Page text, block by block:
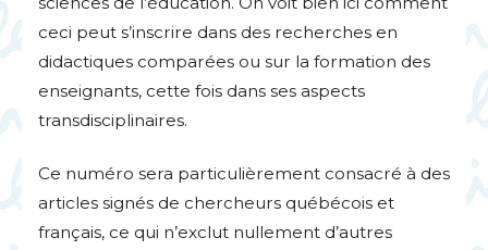
ceci peut s’inscrire dans des recherches en
didactiques comparées ou sur la formation des
enseignants, cette fois dans ses aspects
transdisciplinaires.
Ce numéro sera particulièrement consacré à des
articles signés de chercheurs québécois et
français, ce qui n’exclut nullement d’autres